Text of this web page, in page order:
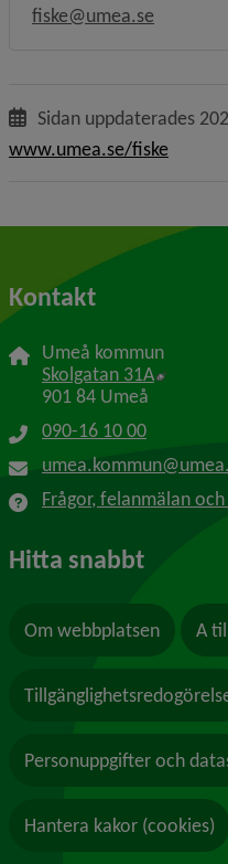
fiske@umea.se
Sidan uppdaterades
www.umea.se/fiske
Kontakt
Umeå kommun
Skolgatan 31A Länk
901 84 Umeå
090-16 10 00
Frågor, felanmälan
Hitta snabbt
Om webbplatsen A
Personuppgifter och
Hantera kakor (cookies)